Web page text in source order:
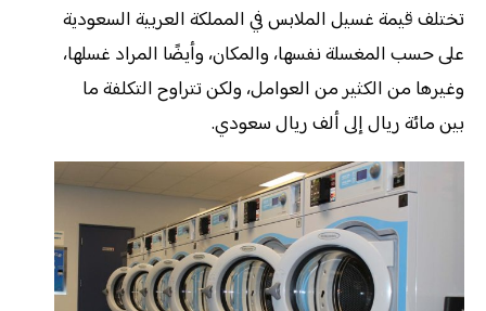
تختلف قيمة غسيل الملابس في المملكة العربية السعودية
على حسب المغسلة نفسها، والمكان، وأيضًا المراد غسلها،
وغيرها من الكثير من العوامل، ولكن تتراوح التكلفة ما
بين مائة ريال إلى ألف ريال سعودي.